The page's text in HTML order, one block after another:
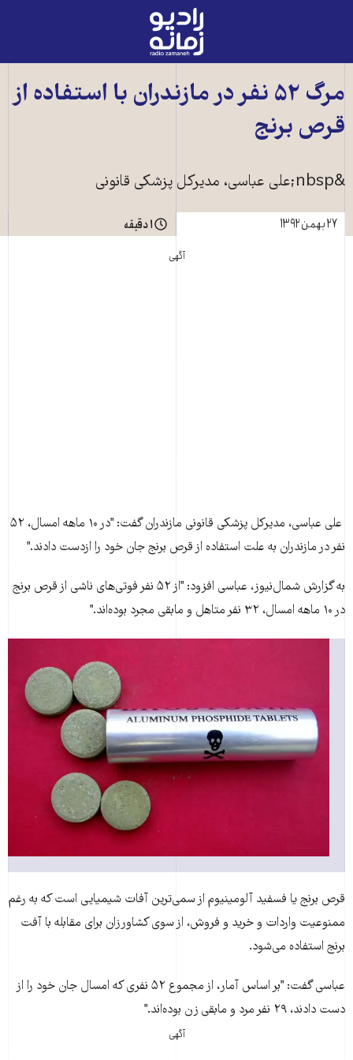
رادیو
زمانه
صفحه
مرگ ۵۲ نفر در مازندران با استفاده از
قرص برنج
&nbsp;علی عباسی، مدير‌کل پزشکی قانونی
۲۷ بهمن ۱۳۹۲
۱ دقیقه
آگهی
علی عباسی، مدير‌کل پزشکی قانونی مازندران گفت: "در ۱۰ ماهه امسال، ۵۲
نفر در مازندران به علت استفاده از قرص برنج جان خود را ازدست دادند."
به گزارش شمال‌نيوز، عباسی افزود: "از ۵۲ نفر فوتی‌های ناشی از قرص برنج
در ۱۰ ماهه امسال، ۳۲ نفر متاهل و مابقی مجرد بوده‌اند."
قرص برنج يا فسفيد آلومينيوم از سمی‌ترين آفات شيميايی است که به رغم
ممنوعيت واردات و خريد و فروش، از سوی کشاورزان برای مقابله با آفت
برنج استفاده می‌شود.
عباسی گفت: "بر اساس آمار، از مجموع ۵۲ نفری که ‌امسال جان خود را از
دست دادند، ۲۹ نفر مرد و ما‌بقی زن بوده‌اند."
آگهی